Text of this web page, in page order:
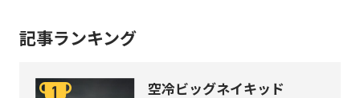
記事ランキング
空冷ビッグネイキッド